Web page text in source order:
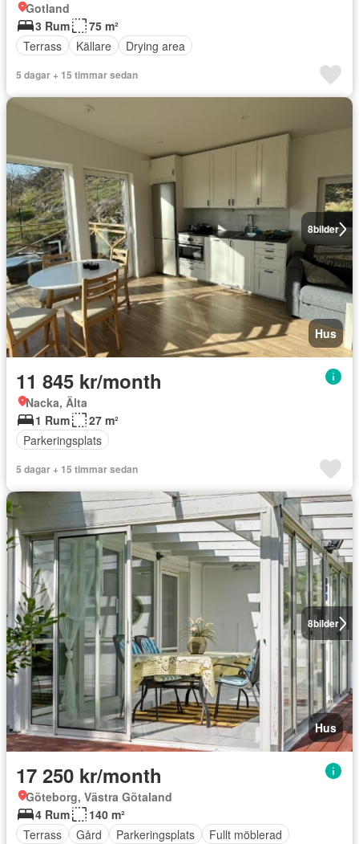
Gotland
3 Rum
75 m²
Terrass
Källare Drying area
5 dagar + 15 timmar sedan
8bilder
Hus
11 845 kr/month
Nacka, Älta
1 Rum
27 m²
Parkeringsplats
5 dagar + 15 timmar sedan
8bilder
Hus
17 250 kr/month
Göteborg, Västra Götaland
4 Rum
140 m²
Terrass
Gård Parkeringsplats Fullt möblerad